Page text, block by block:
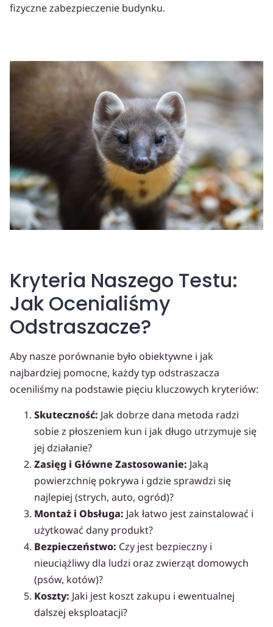
fizyczne zabezpieczenie budynku.
Kryteria Naszego Testu:
Jak Ocenialiśmy
Odstraszacze?
Aby nasze porównanie było obiektywne i jak
najbardziej pomocne, każdy typ odstraszacza
oceniliśmy na podstawie pięciu kluczowych kryteriów:
Skuteczność: Jak dobrze dana metoda radzi
sobie z płoszeniem kun i jak długo utrzymuje się
jej działanie?
Zasięg i Główne Zastosowanie: Jaką
powierzchnię pokrywa i gdzie sprawdzi się
najlepiej (strych, auto, ogród)?
Montaż i Obsługa: Jak łatwo jest zainstalować i
użytkować dany produkt?
Bezpieczeństwo: Czy jest bezpieczny i
nieuciążliwy dla ludzi oraz zwierząt domowych
(psów, kotów)?
Koszty: Jaki jest koszt zakupu i ewentualnej
dalszej eksploatacji?